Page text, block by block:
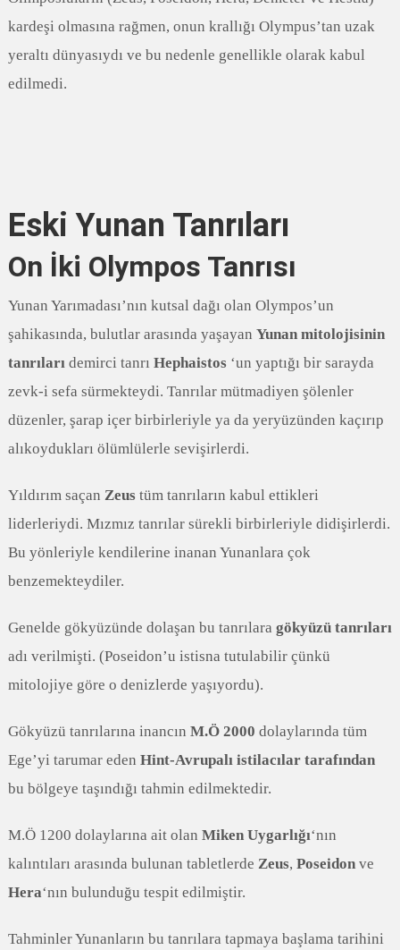
kardeşi olmasına rağmen, onun krallığı Olympus’tan uzak
yeraltı dünyasıydı ve bu nedenle genellikle olarak kabul
edilmedi.
Eski Yunan Tanrıları
On İki Olympos Tanrısı
Yunan Yarımadası’nın kutsal dağı olan Olympos’un
şahikasında, bulutlar arasında yaşayan Yunan mitolojisinin
tanrıları demirci tanrı Hephaistos‘un yaptığı bir sarayda
zevk-i sefa sürmekteydi. Tanrılar mütmadiyen şölenler
düzenler, şarap içer birbirleriyle ya da yeryüzünden kaçırıp
alıkoydukları ölümlülerle sevişirlerdi.
Yıldırım saçan Zeustüm tanrıların kabul ettikleri
liderleriydi. Mızmız tanrılar sürekli birbirleriyle didişirlerdi.
Bu yönleriyle kendilerine inanan Yunanlara çok
benzemekteydiler.
Genelde gökyüzünde dolaşan bu tanrılara gökyüzü tanrıları
adı verilmişti. (Poseidon’u istisna tutulabilir çünkü
mitolojiye göre o denizlerde yaşıyordu).
Gökyüzü tanrılarına inancın M.Ö 2000 dolaylarında tüm
Ege’yi tarumar eden Hint-Avrupalı istilacılar tarafından
bu bölgeye taşındığı tahmin edilmektedir.
M.Ö 1200 dolaylarına ait olan Miken Uygarlığı‘nın
kalıntıları arasında bulunan tabletlerde Zeus, Poseidonve
Hera‘nın bulunduğu tespit edilmiştir.
Tahminler Yunanların bu tanrılara tapmaya başlama tarihini